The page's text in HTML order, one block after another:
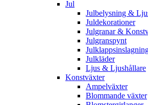
Jul
Julbelysning &
Juldekorationer
Julgranar &
Julgranspynt
Julkläder
Ljus & Ljushållare
Konstväxter
Ampelväxter
Blommande växter